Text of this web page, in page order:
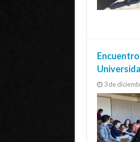
3 de